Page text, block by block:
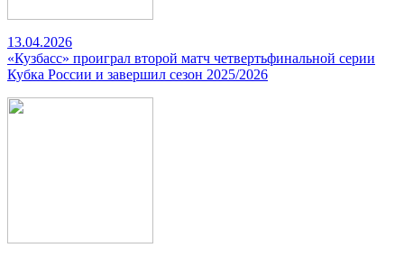
13.04.2026
«Кузбасс» проиграл второй матч четвертьфинальной серии
Кубка России и завершил сезон 2025/2026